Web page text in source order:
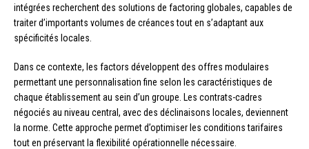
intégrées recherchent des solutions de factoring globales, capables de
traiter d’importants volumes de créances tout en s’adaptant aux
spécificités locales.
Dans ce contexte, les factors développent des offres modulaires
permettant une personnalisation fine selon les caractéristiques de
chaque établissement au sein d’un groupe. Les contrats-cadres
négociés au niveau central, avec des déclinaisons locales, deviennent
la norme. Cette approche permet d’optimiser les conditions tarifaires
tout en préservant la flexibilité opérationnelle nécessaire.